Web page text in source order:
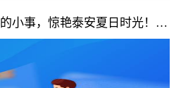
小事，惊艳泰安夏日时光！-